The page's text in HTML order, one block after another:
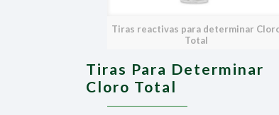
Tiras reactivas para determinar
Total
Tiras Para Determinar
Cloro Total